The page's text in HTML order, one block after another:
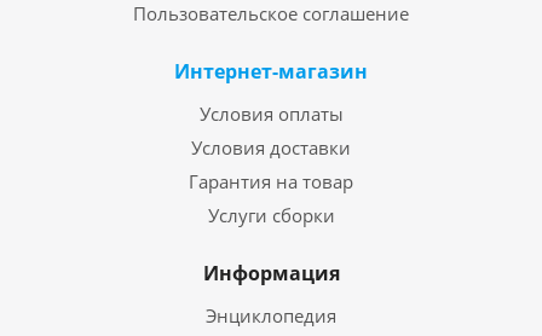
Пользовательское соглашение
Интернет-магазин
Условия оплаты
Условия доставки
Гарантия на товар
Услуги сборки
Информация
Энциклопедия